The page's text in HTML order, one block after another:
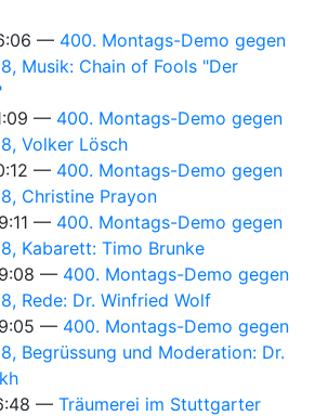
400. Montags-Demo gegen
Musik: Chain of Fools "Der
400. Montags-Demo gegen
Volker Lösch
400. Montags-Demo gegen
Christine Prayon
400. Montags-Demo gegen
Kabarett: Timo Brunke
400. Montags-Demo gegen
Rede: Dr. Winfried Wolf
400. Montags-Demo gegen
Begrüssung und Moderation: Dr.
Träumerei im Stuttgarter